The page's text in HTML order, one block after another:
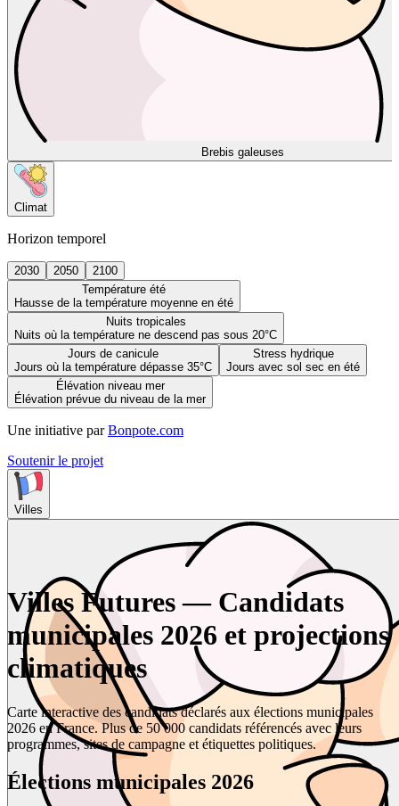
Brebis galeuses
Climat
Horizon temporel
2030 2050
2100
Température été
Hausse de la température moyenne en été
Nuits tropicales
Nuits où la température ne descend pas sous 20°C
Jours de canicule
Jours où la température dépasse 35°C
Stress hydrique
Jours avec sol sec en été
Élévation niveau mer
Élévation prévue du niveau de la mer
Une initiative par Bonpote.com
Soutenir le projet
Villes
Villes Futures — Candidats
municipales 2026 et projections
climatiques
Carte interactive des candidats déclarés aux élections municipales
2026 en France. Plus de 50 000 candidats référencés avec leurs
programmes, sites de campagne et étiquettes politiques.
Élections municipales 2026